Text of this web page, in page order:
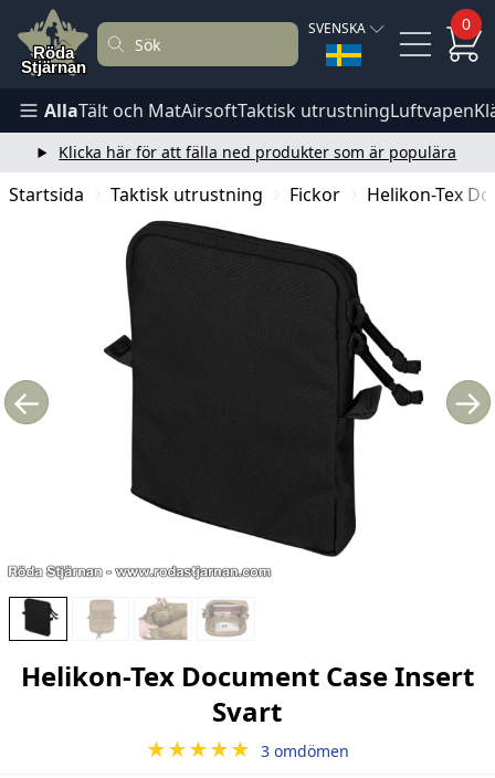
SVENSKA 0
AllaTält och MatAirsoftTaktisk utrustningLuftvapen
Klicka här för att fälla ned produkter som är populära
Startsida Taktisk utrustning Fickor Helikon-Tex
← →
Helikon-Tex Document Case Insert
Svart
★★★★★ 3 omdömen